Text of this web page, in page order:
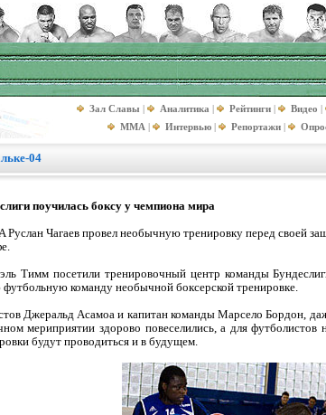
Зал Славы | Аналитика | Рейтинги | Видео |
MMA | Интервью | Репортажи |
04
поучилась боксу у чемпиона мира
Руслан Чагаев провел необычную тренировку перед своей
Тимм посетили тренировочный центр команды
команду необычной боксерской тренировке.
Джеральд Асамоа и капитан команды Марсело Бордон,
мериприятии здорово повеселились, а для
будут проводиться и в будущем.